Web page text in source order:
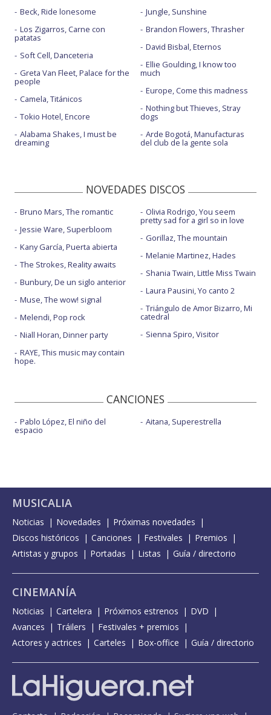
Beck, Ride lonesome
Los Zigarros, Carne con
patatas
Soft Cell, Danceteria
Greta Van Fleet, Palace for the
people
Camela, Titánicos
Tokio Hotel, Encore
Alabama Shakes, I must be
dreaming
Jungle, Sunshine
Brandon Flowers, Thrasher
David Bisbal, Eternos
Ellie Goulding, I know too
much
Europe, Come this madness
Nothing but Thieves, Stray
dogs
Arde Bogotá, Manufacturas
del club de la gente sola
NOVEDADES DISCOS
Bruno Mars, The romantic
Jessie Ware, Superbloom
Kany García, Puerta abierta
The Strokes, Reality awaits
Bunbury, De un siglo anterior
Muse, The wow! signal
Melendi, Pop rock
Niall Horan, Dinner party
RAYE, This music may contain
hope.
Olivia Rodrigo, You seem
pretty sad for a girl so in love
Gorillaz, The mountain
Melanie Martinez, Hades
Shania Twain, Little Miss Twain
Laura Pausini, Yo canto 2
Triángulo de Amor Bizarro, Mi
catedral
Sienna Spiro, Visitor
CANCIONES
Pablo López, El niño del
espacio
Aitana, Superestrella
MUSICALIA
Noticias Novedades
Próximas novedades
Discos históricos
Canciones Festivales
Premios
Artistas y grupos
Portadas Listas Guía / directorio
CINEMANÍA
Noticias Cartelera Próximos estrenos
DVD
Avances
Tráilers
Festivales + premios
Actores y actrices
Carteles Box-office Guía / directorio